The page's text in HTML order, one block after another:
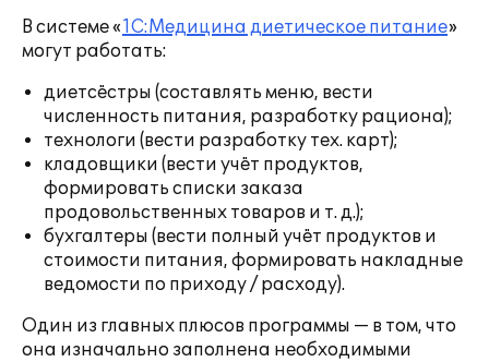
В системе «1С:Медицина диетическое питание»
могут работать:
диетсёстры (составлять меню, вести
численность питания, разработку рациона);
технологи (вести разработку тех. карт);
кладовщики (вести учёт продуктов,
формировать списки заказа
продовольственных товаров и т. д.);
бухгалтеры (вести полный учёт продуктов и
стоимости питания, формировать накладные
ведомости по приходу / расходу).
Один из главных плюсов программы — в том, что
она изначально заполнена необходимыми